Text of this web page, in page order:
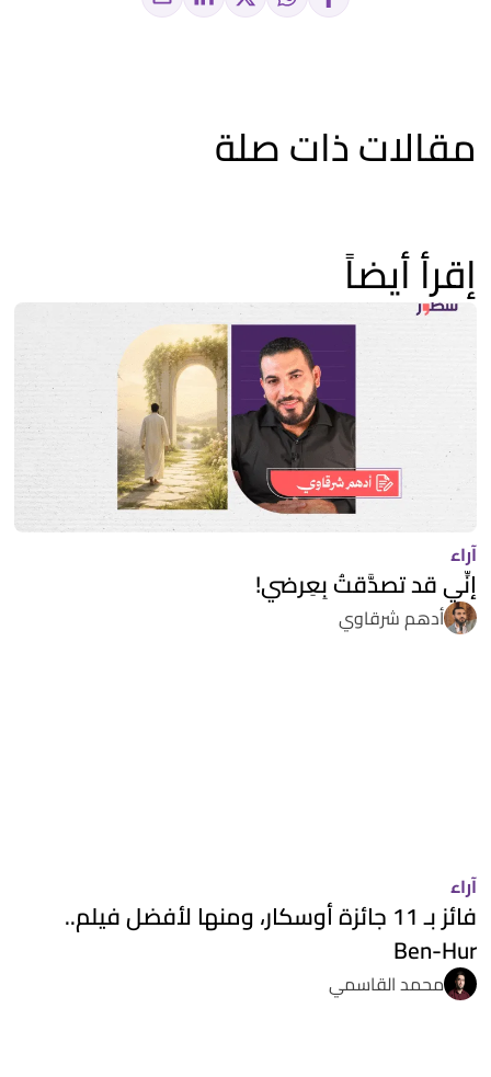
مقالات ذات صلة
إقرأ أيضاً
آراء
إنِّي قد تصدَّقتُ بِعِرضي!
أدهم شرقاوي
آراء
فائز بـ 11 جائزة أوسكار، ومنها لأفضل فيلم..
Ben-Hur
محمد القاسمي